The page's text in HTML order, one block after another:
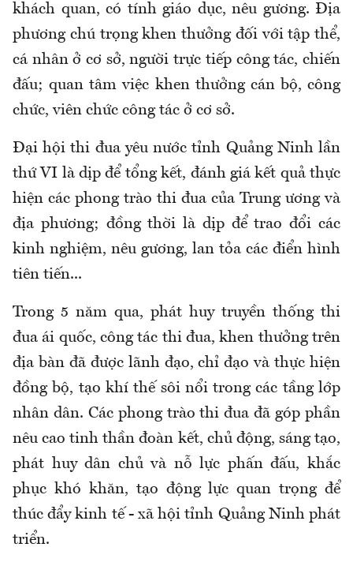
khách quan, có tính giáo dục, nêu gương. Địa
phương chú trọng khen thưởng đối với tập thể,
cá nhân ở cơ sở, người trực tiếp công tác, chiến
đấu; quan tâm việc khen thưởng cán bộ, công
chức, viên chức công tác ở cơ sở.
Đại hội thi đua yêu nước tỉnh Quảng Ninh lần
thứ VI là dịp để tổng kết, đánh giá kết quả thực
hiện các phong trào thi đua của Trung ương và
địa phương; đồng thời là dịp để trao đổi các
kinh nghiệm, nêu gương, lan tỏa các điển hình
tiên tiến...
Trong 5 năm qua, phát huy truyền thống thi
đua ái quốc, công tác thi đua, khen thưởng trên
địa bàn đã được lãnh đạo, chỉ đạo và thực hiện
đồng bộ, tạo khí thế sôi nổi trong các tầng lớp
nhân dân. Các phong trào thi đua đã góp phần
nêu cao tinh thần đoàn kết, chủ động, sáng tạo,
phát huy dân chủ và nỗ lực phấn đấu, khắc
phục khó khăn, tạo động lực quan trọng để
thúc đẩy kinh tế - xã hội tỉnh Quảng Ninh phát
triển.